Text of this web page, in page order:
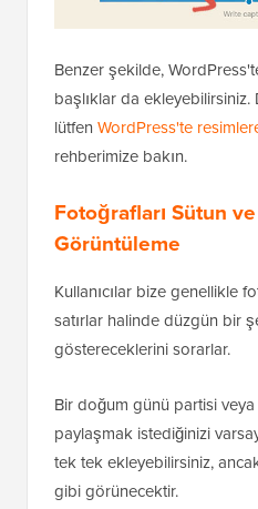
Benzer şekilde,
başlıklar da ekleyebilirsiniz.
lütfen WordPress'te
rehberimize bakın.
Fotoğrafları Sütun
Görüntüleme
Kullanıcılar bize genellikle
satırlar halinde düzgün bir
göstereceklerini sorarlar.
Bir doğum günü partisi veya
paylaşmak istediğinizi
tek tek ekleyebilirsiniz,
gibi görünecektir.